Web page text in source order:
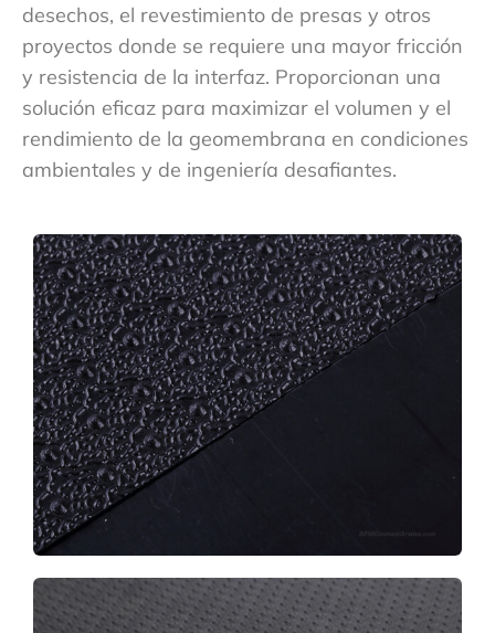
desechos, el revestimiento de presas y otros
proyectos donde se requiere una mayor fricción
y resistencia de la interfaz. Proporcionan una
solución eficaz para maximizar el volumen y el
rendimiento de la geomembrana en condiciones
ambientales y de ingeniería desafiantes.